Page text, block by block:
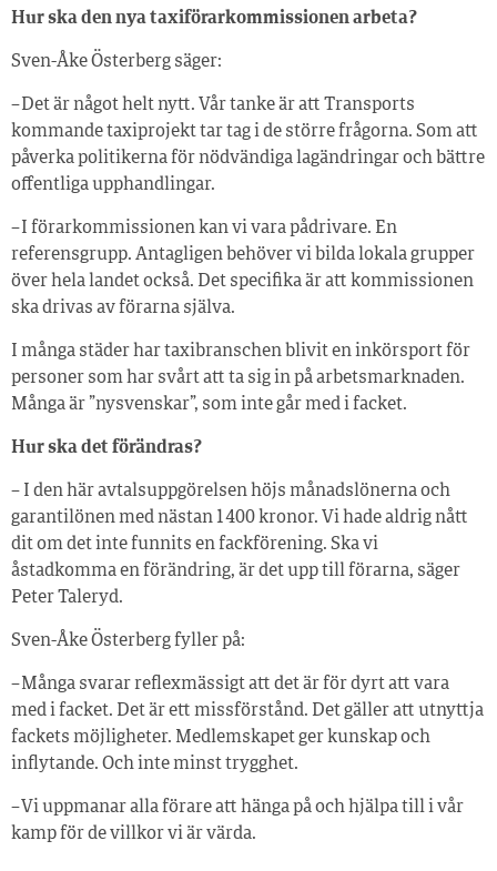
Hur ska den nya taxiförarkommissionen arbeta?
Sven-Åke Österberg säger:
– Det är något helt nytt. Vår tanke är att Transports
kommande taxiprojekt tar tag i de större frågorna. Som att
påverka politikerna för nödvändiga lagändringar och bättre
offentliga upphandlingar.
– I förarkommissionen kan vi vara pådrivare. En
referensgrupp. Antagligen behöver vi bilda lokala grupper
över hela landet också. Det specifika är att kommissionen
ska drivas av förarna själva.
I många städer har taxibranschen blivit en inkörsport för
personer som har svårt att ta sig in på arbetsmarknaden.
Många är ”nysvenskar”, som inte går med i facket.
Hur ska det förändras?
– I den här avtalsuppgörelsen höjs månadslönerna och
garantilönen med nästan 1 400 kronor. Vi hade aldrig nått
dit om det inte funnits en fackförening. Ska vi
åstadkomma en förändring, är det upp till förarna, säger
Peter Taleryd.
Sven-Åke Österberg fyller på:
– Många svarar reflexmässigt att det är för dyrt att vara
med i facket. Det är ett missförstånd. Det gäller att utnyttja
fackets möjligheter. Medlemskapet ger kunskap och
inflytande. Och inte minst trygghet.
– Vi uppmanar alla förare att hänga på och hjälpa till i vår
kamp för de villkor vi är värda.